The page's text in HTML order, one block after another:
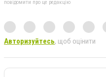
повідомити про це редакцію
Авторизуйтесь, щоб оцінити